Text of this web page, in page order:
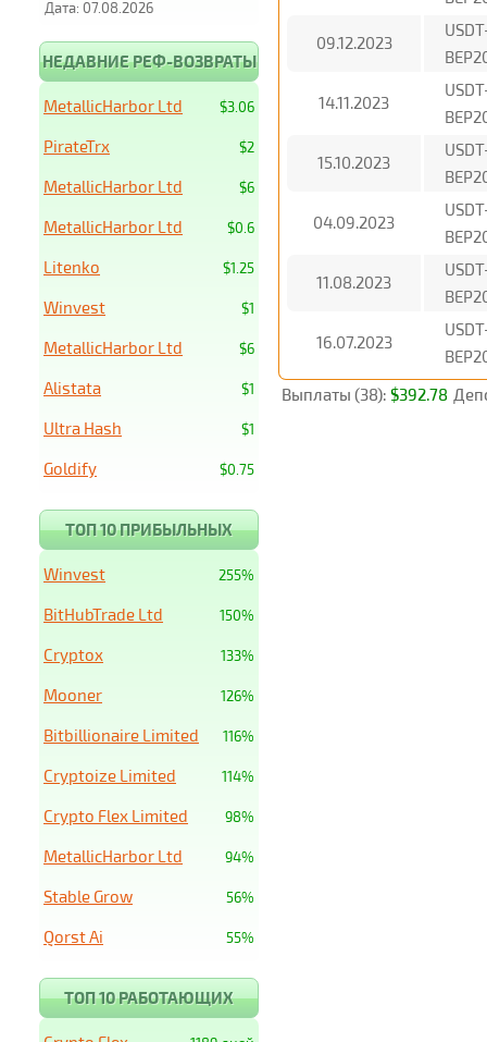
09.12.2023
14.11.2023
15.10.2023
04.09.2023
11.08.2023
16.07.2023
Выплаты (38): $392.78
Дата: 07.08.2026
НЕДАВНИЕ РЕФ-ВОЗВРАТЫ
$3.06
MetallicHarbor Ltd
$2
PirateTrx
$6
MetallicHarbor Ltd
$0.6
MetallicHarbor Ltd
$1.25
Litenko
$1
Winvest
$6
MetallicHarbor Ltd
$1
Alistata
$1
Ultra Hash
$0.75
Goldify
ТОП 10 ПРИБЫЛЬНЫХ
255%
Winvest
150%
BitHubTrade Ltd
133%
Cryptox
126%
Mooner
116%
Bitbillionaire Limited
114%
Cryptoize Limited
98%
Crypto Flex Limited
94%
MetallicHarbor Ltd
56%
Stable Grow
55%
Qorst Ai
ТОП 10 РАБОТАЮЩИХ